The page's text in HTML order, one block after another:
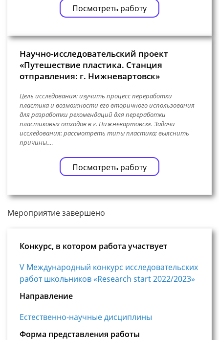
Посмотреть работу
Научно-исследовательский проект
«Путешествие пластика. Станция
отправления: г. Нижневартовск»
Цель исследования: изучить процесс переработки
пластика и возможности его вторичного использования
для разработки рекомендаций для переработки
пластиковых отходов в г. Нижневартовске. Задачи
исследования: рассмотреть типы пластика; выяснить
причины,…
Посмотреть работу
Мероприятие завершено
Конкурс, в котором работа участвует
V Международный конкурс исследовательских
работ школьников «Research start 2022/2023»
Направление
Естественно-научные дисциплины
Форма представления работы